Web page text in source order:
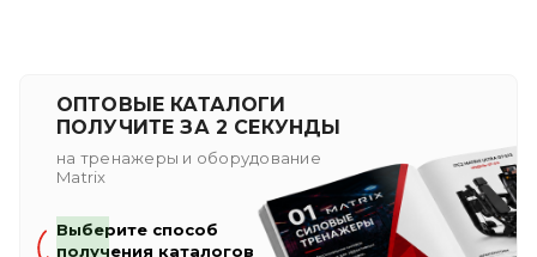
ОПТОВЫЕ КАТАЛОГИ
ПОЛУЧИТЕ ЗА 2 СЕКУНДЫ
на тренажеры и оборудование
Matrix
Выберите способ
получения каталогов